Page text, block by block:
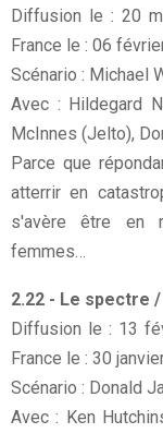
Diffusion le : 20
France le : 06
Scénario : Michael
Avec : Hildegard
McInnes (Jelto),
Parce que
atterrir en
s'avère être en
femmes…
2.22 - Le spectre
Diffusion le : 13
France le : 30
Scénario : Donald
Avec : Ken